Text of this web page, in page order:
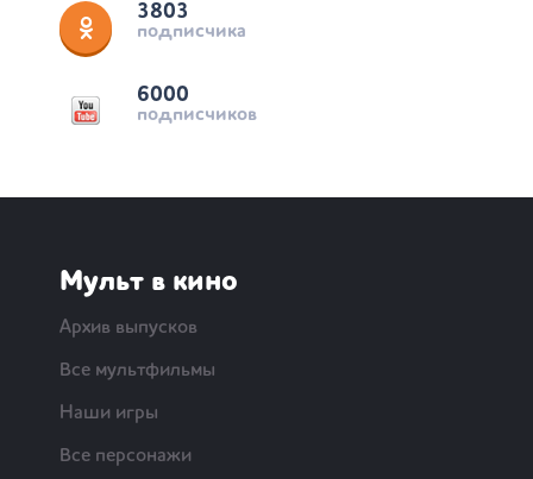
3803
подписчика
6000
подписчиков
Мульт в кино
Архив выпусков
Все мультфильмы
Наши игры
Все персонажи